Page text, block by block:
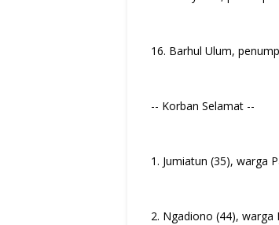
16. Barhul Ulum,
-- Korban Selamat --
1. Jumiatun (35), warga
2. Ngadiono (44), warga